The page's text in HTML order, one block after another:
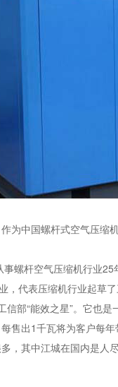
为中国螺杆式空气压缩
螺杆空气压缩机行业
，代表压缩机行业起草了
信部“能效之星”。它也
售出1千瓦将为客户每
，其中江城在国内是人